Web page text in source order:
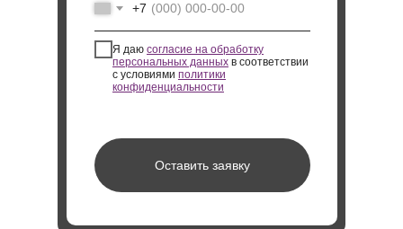
+7
Я даю согласие на обработку
персональных данных в соответствии
с условиями политики
конфиденциальности
Оставить заявку